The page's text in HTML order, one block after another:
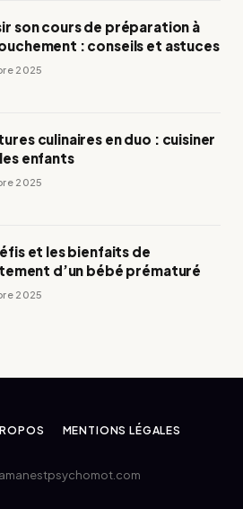
son cours de préparation à
: conseils et astuces
2025
culinaires en duo : cuisiner
enfants
2025
et les bienfaits de
d’un bébé prématuré
2025
MENTIONS LÉGALES